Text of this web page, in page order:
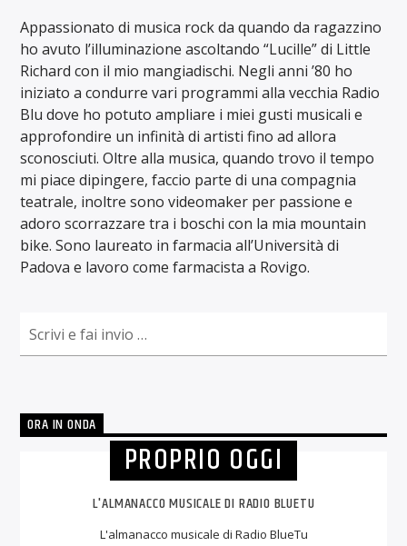
Appassionato di musica rock da quando da ragazzino
ho avuto l’illuminazione ascoltando “Lucille” di Little
Richard con il mio mangiadischi. Negli anni ’80 ho
iniziato a condurre vari programmi alla vecchia Radio
Blu dove ho potuto ampliare i miei gusti musicali e
approfondire un infinità di artisti fino ad allora
sconosciuti. Oltre alla musica, quando trovo il tempo
mi piace dipingere, faccio parte di una compagnia
teatrale, inoltre sono videomaker per passione e
adoro scorrazzare tra i boschi con la mia mountain
bike. Sono laureato in farmacia all’Università di
Padova e lavoro come farmacista a Rovigo.
ORA IN ONDA
PROPRIO OGGI
L'ALMANACCO MUSICALE DI RADIO BLUETU
L'almanacco musicale di Radio BlueTu